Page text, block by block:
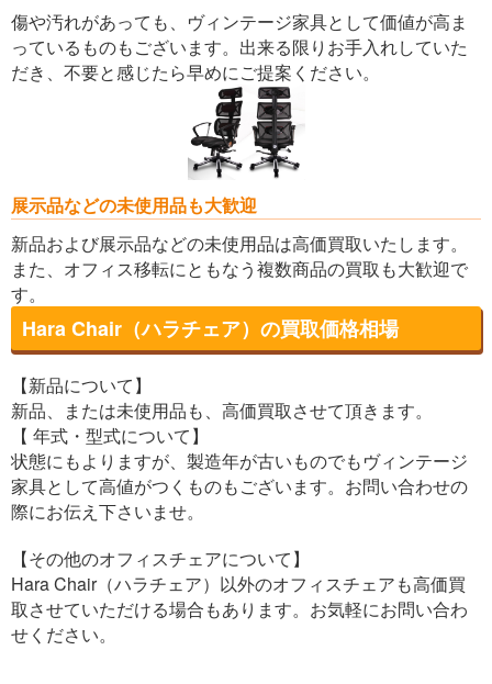
傷や汚れがあっても、ヴィンテージ家具として価値が高ま
っているものもございます。出来る限りお手入れしていた
だき、不要と感じたら早めにご提案ください。
展示品などの未使用品も大歓迎
新品および展示品などの未使用品は高価買取いたします。
また、オフィス移転にともなう複数商品の買取も大歓迎で
す。
Hara Chair（ハラチェア）の買取価格相場
【新品について】
新品、または未使用品も、高価買取させて頂きます。
【 年式・型式について】
状態にもよりますが、製造年が古いものでもヴィンテージ
家具として高値がつくものもございます。お問い合わせの
際にお伝え下さいませ。
【その他のオフィスチェアについて】
Hara Chair（ハラチェア）以外のオフィスチェアも高価買
取させていただける場合もあります。お気軽にお問い合わ
せください。